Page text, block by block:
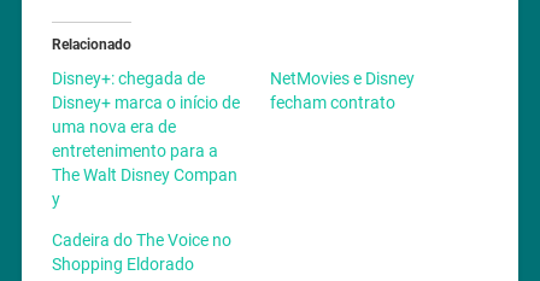
Relacionado
Disney+: chegada de
Disney+ marca o início de
uma nova era de
entretenimento para a
The Walt Disney Compan
y
NetMovies e Disney
fecham contrato
Cadeira do The Voice no
Shopping Eldorado